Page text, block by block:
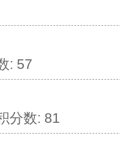
: 57
分数: 81